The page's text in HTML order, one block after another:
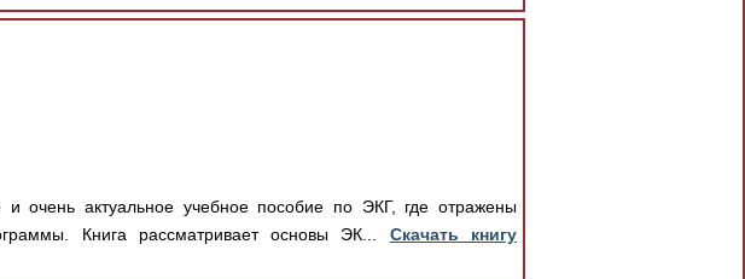
очень актуальное учебное пособие по ЭКГ, где отражены
Книга рассматривает основы ЭК... Скачать книгу